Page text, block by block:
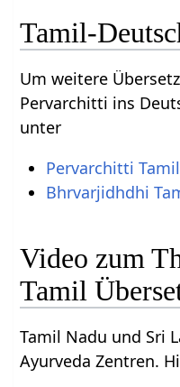
Tamil-
Um weitere
Pervarchitti ins
unter
Pervarchitti
Bhrvarjidhdhi
Video zum
Tamil
Tamil Nadu und Sri
Ayurveda Zentren.